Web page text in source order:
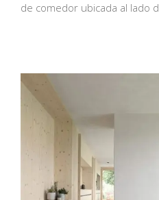
de comedor ubicada al lado